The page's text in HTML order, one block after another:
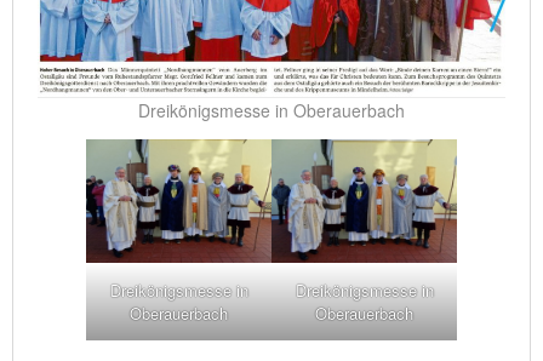
Dreikönigsmesse in Oberauerbach
Dreikönigsmesse in
Oberauerbach
Dreikönigsmesse in
Oberauerbach